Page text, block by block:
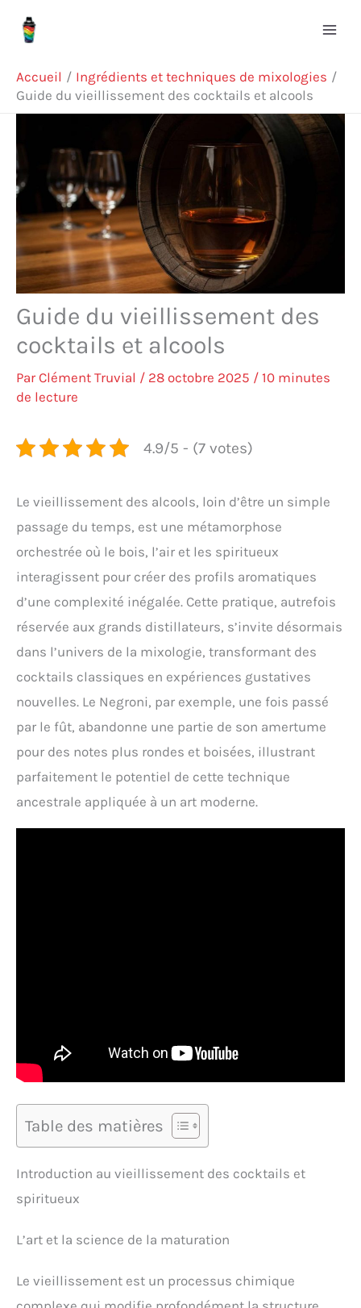
Accueil
Ingrédients et techniques de mixologies
Guide du vieillissement des cocktails et alcools
Guide du vieillissement des
cocktails et alcools
Par Clément Truvial / 28 octobre 2025 / 10 minutes
de lecture
4.9/5 - (7 votes)
Le vieillissement des alcools, loin d’être un simple
passage du temps, est une métamorphose
orchestrée où le bois, l’air et les spiritueux
interagissent pour créer des profils aromatiques
d’une complexité inégalée. Cette pratique, autrefois
réservée aux grands distillateurs, s’invite désormais
dans l’univers de la mixologie, transformant des
cocktails classiques en expériences gustatives
nouvelles. Le Negroni, par exemple, une fois passé
par le fût, abandonne une partie de son amertume
pour des notes plus rondes et boisées, illustrant
parfaitement le potentiel de cette technique
ancestrale appliquée à un art moderne.
Table des matières
Introduction au vieillissement des cocktails et
spiritueux
L’art et la science de la maturation
Le vieillissement est un processus chimique
h
r
c
r